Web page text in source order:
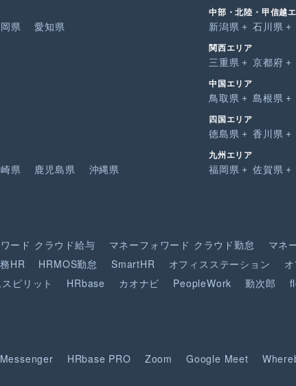
県 愛知県
県 鹿児島県 沖縄県
中部・北陸・甲信越
新潟県 石川県
関西エリア
三重県 京都府
中国エリア
鳥取県 島根県
四国エリア
徳島県 香川県
九州エリア
福岡県 佐賀県
ード クラウド給与 マネーフォワード クラウド勤怠 マネ
HR HRMOS勤怠 SmartHR オフィスステーション
ピリット HRbase カオナビ PeopleWork 勤次郎
Messenger HRbase PRO Zoom Google Meet